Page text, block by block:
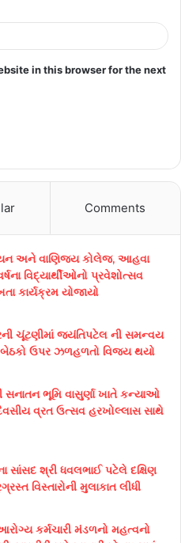
in this browser for the next
Comments
અને વાણિજ્ય કોલેજ, આહવા
વિદ્યાર્થીઓનો પ્રવેશોત્સવ
કાર્યક્રમ યોજાયો
ચૂંટણીમાં જયંતિપટેલ ની સમન્વય
બેઠકો ઉપર ઝળહળતો વિજય થયો
સનાતન ભૂમિ વાસુર્ણા ખાતે કન્યાઓ
વ્રત ઉત્સવ હરખોલ્લાસ સાથે
સાંસદ શ્રી ધવલભાઈ પટેલે દક્ષિણ
વિસ્તારોની મુલાકાત લીધી
કર્મચારી મંડળનો મહત્વનો